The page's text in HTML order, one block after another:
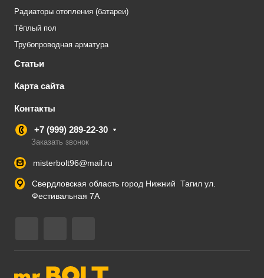
Радиаторы отопления (батареи)
Тёплый пол
Трубопроводная арматура
Статьи
Карта сайта
Контакты
+7 (999) 289-22-30
Заказать звонок
misterbolt96@mail.ru
Свердловская область город Нижний Тагил ул.
Фестивальная 7А